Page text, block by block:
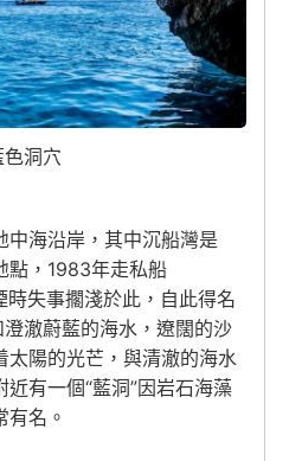
色洞穴
中海沿岸，其中沉船灣是
點，1983年走私船
失事擱淺於此，自此得名
澈蔚藍的海水，遼闊的沙
太陽的光芒，與清澈的海水
有一個“藍洞”因岩石海藻
名。